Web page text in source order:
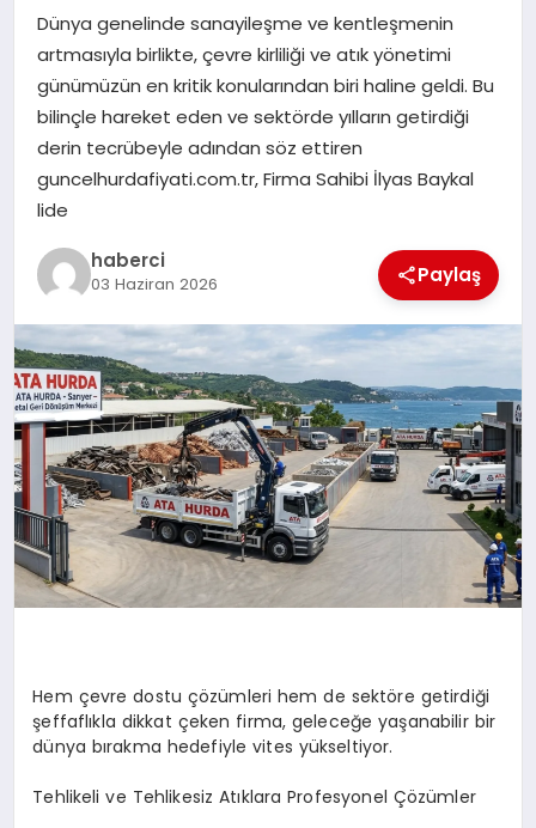
SIYASET
SPOR
TEKNOLOJI
Dünya genelinde sanayileşme ve kentleşmenin
artmasıyla birlikte, çevre kirliliği ve atık yönetimi
günümüzün en kritik konularından biri haline geldi. Bu
bilinçle hareket eden ve sektörde yılların getirdiği
derin tecrübeyle adından söz ettiren
guncelhurdafiyati.com.tr, Firma Sahibi İlyas Baykal
lide
haberci
03 Haziran 2026 Paylaş
Hem çevre dostu çözümleri hem de sektöre getirdiği
şeffaflıkla dikkat çeken firma, geleceğe yaşanabilir bir
dünya bırakma hedefiyle vites yükseltiyor.
Tehlikeli ve Tehlikesiz Atıklara Profesyonel Çözümler